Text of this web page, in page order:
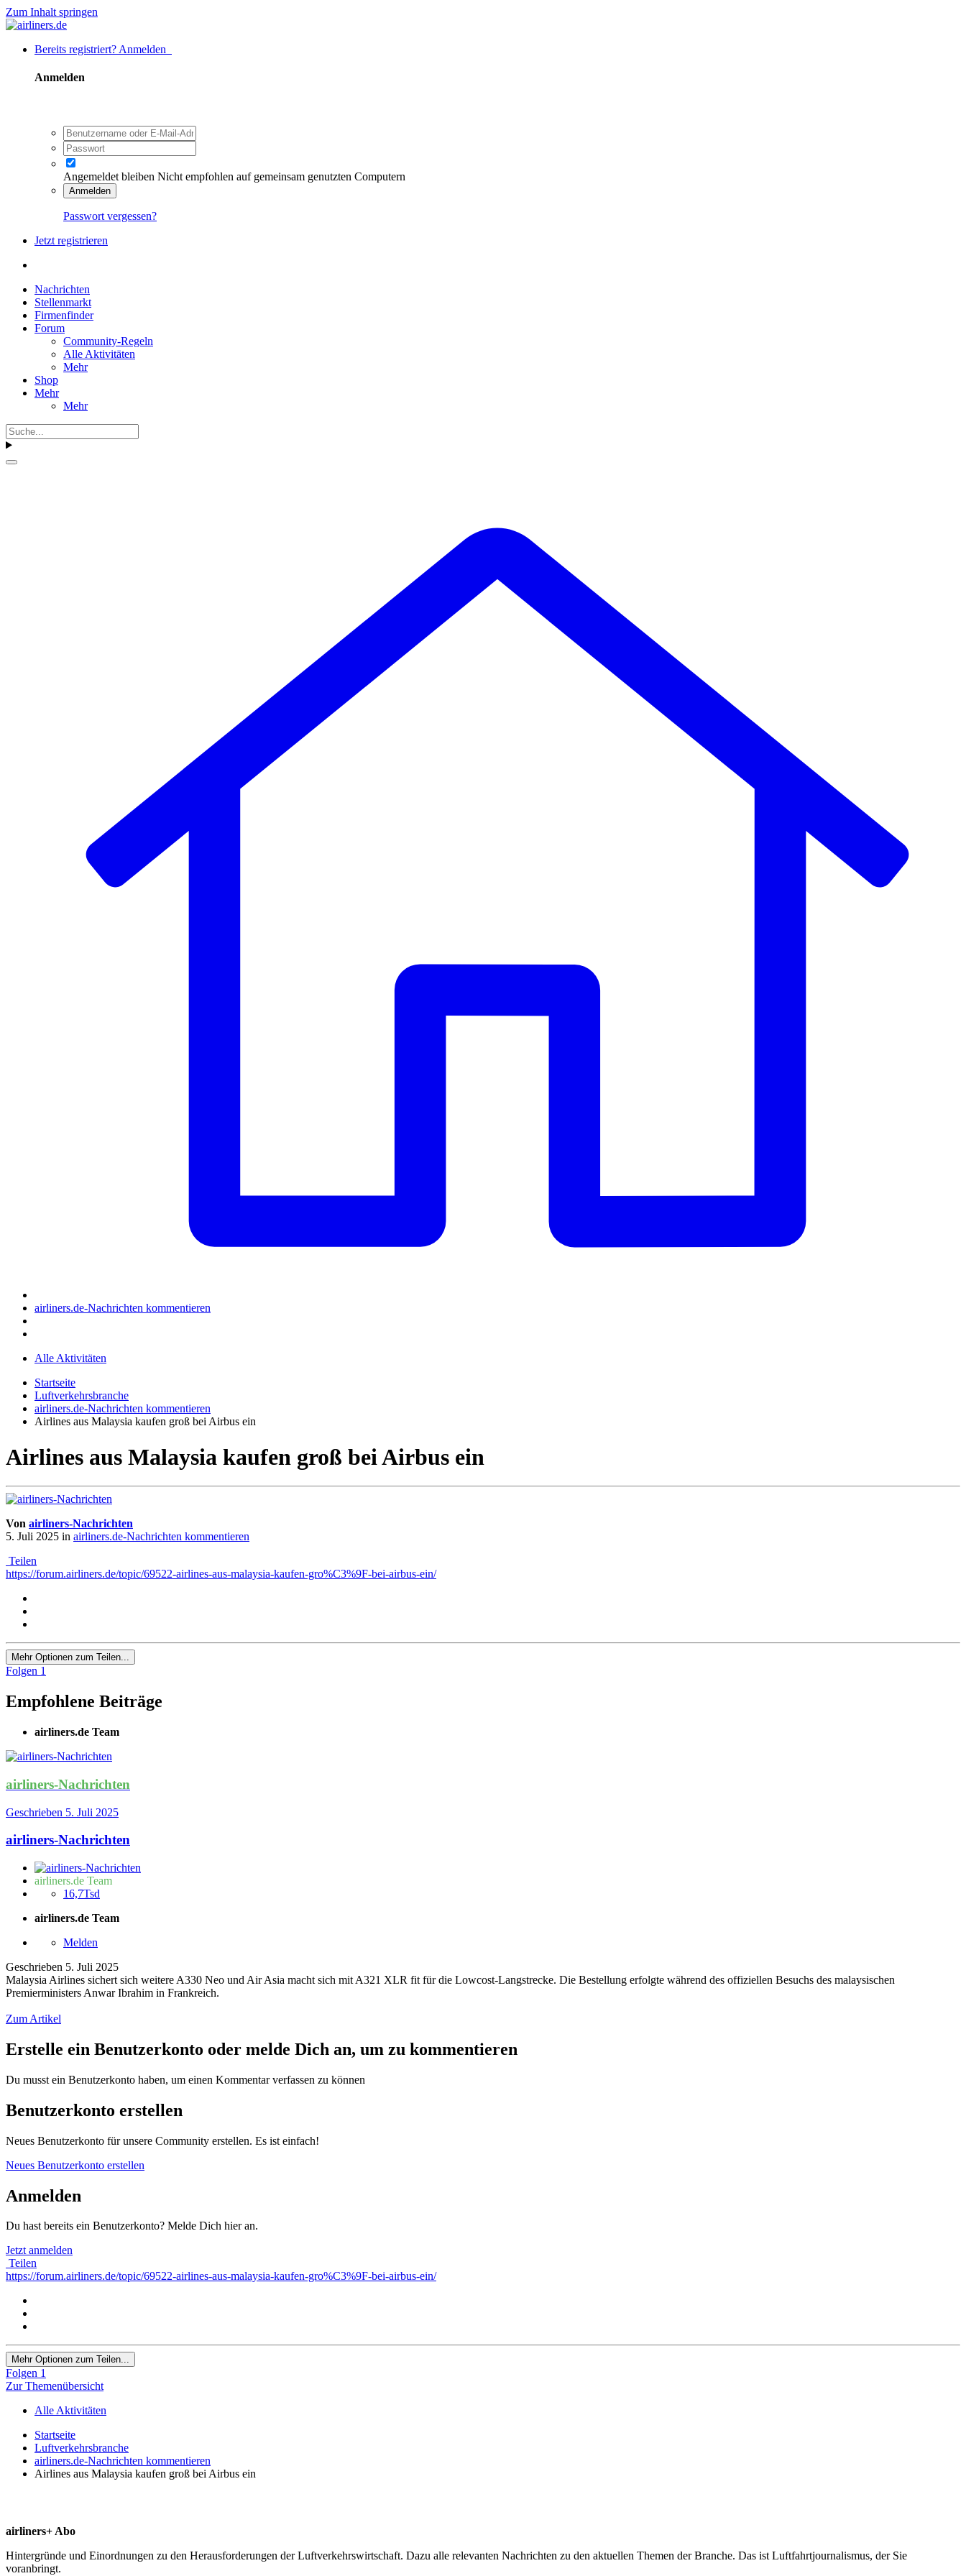
Zum Inhalt springen
Bereits registriert? Anmelden
Anmelden
Angemeldet bleiben Nicht empfohlen auf gemeinsam genutzten Computern
Anmelden
Passwort vergessen?
Jetzt registrieren
Nachrichten
Stellenmarkt
Firmenfinder
Forum
Community-Regeln
Alle Aktivitäten
Mehr
Shop
Mehr
Mehr
airliners.de-Nachrichten kommentieren
Alle Aktivitäten
Startseite
Luftverkehrsbranche
airliners.de-Nachrichten kommentieren
Airlines aus Malaysia kaufen groß bei Airbus ein
Airlines aus Malaysia kaufen groß bei Airbus ein
Von airliners-Nachrichten
5. Juli 2025 in airliners.de-Nachrichten kommentieren
Teilen
https://forum.airliners.de/topic/69522-airlines-aus-malaysia-kaufen-gro%C3%9F-bei-airbus-ein/
Mehr Optionen zum Teilen...
Folgen 1
Empfohlene Beiträge
airliners.de Team
airliners-Nachrichten
Geschrieben 5. Juli 2025
airliners-Nachrichten
airliners.de Team
16,7Tsd
airliners.de Team
Melden
Geschrieben 5. Juli 2025
Malaysia Airlines sichert sich weitere A330 Neo und Air Asia macht sich mit A321 XLR fit für die Lowcost-Langstrecke. Die Bestellung erfolgte während des offiziellen Besuchs des malaysischen
Premierministers Anwar Ibrahim in Frankreich.
Zum Artikel
Erstelle ein Benutzerkonto oder melde Dich an, um zu kommentieren
Du musst ein Benutzerkonto haben, um einen Kommentar verfassen zu können
Benutzerkonto erstellen
Neues Benutzerkonto für unsere Community erstellen. Es ist einfach!
Neues Benutzerkonto erstellen
Anmelden
Du hast bereits ein Benutzerkonto? Melde Dich hier an.
Jetzt anmelden
Teilen
https://forum.airliners.de/topic/69522-airlines-aus-malaysia-kaufen-gro%C3%9F-bei-airbus-ein/
Mehr Optionen zum Teilen...
Folgen 1
Zur Themenübersicht
Alle Aktivitäten
Startseite
Luftverkehrsbranche
airliners.de-Nachrichten kommentieren
Airlines aus Malaysia kaufen groß bei Airbus ein
airliners+ Abo
Hintergründe und Einordnungen zu den Herausforderungen der Luftverkehrswirtschaft. Dazu alle relevanten Nachrichten zu den aktuellen Themen der Branche. Das ist Luftfahrtjournalismus, der Sie
voranbringt.